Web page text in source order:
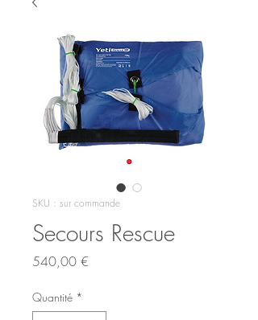
SKU : sur commande
Secours Rescue
540,00 €
Quantité *